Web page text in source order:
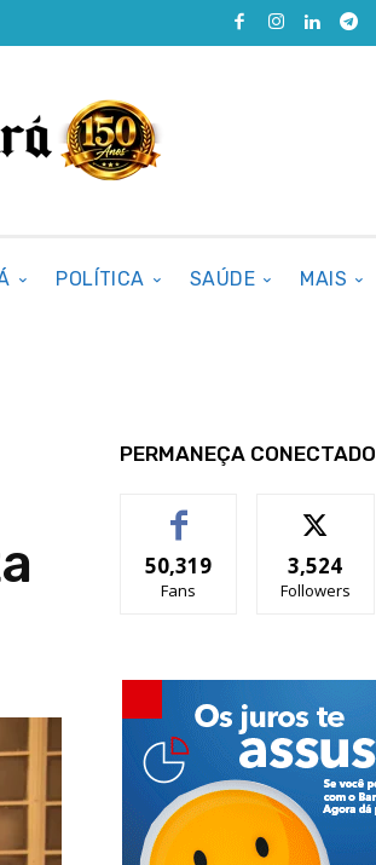
POLÍTICA SAÚDE MAIS
PERMANEÇA CONECTADO
50,319
Fans
3,524
Followers